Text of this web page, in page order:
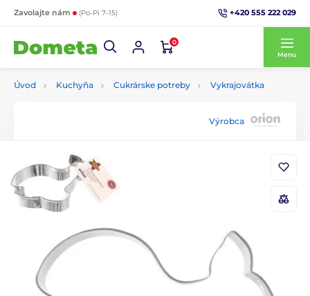
Zavolajte nám (Po-Pi 7-15) +420 555 222 029
0
Menu
Úvod Kuchyňa Cukrárske potreby Vykrajovátka
Výrobca